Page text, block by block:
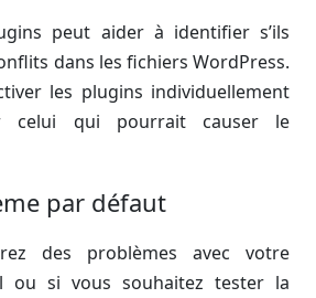
peut aider à identifier s’ils
dans les fichiers WordPress.
les plugins individuellement
celui qui pourrait causer le
par défaut
des problèmes avec votre
ou si vous souhaitez tester la